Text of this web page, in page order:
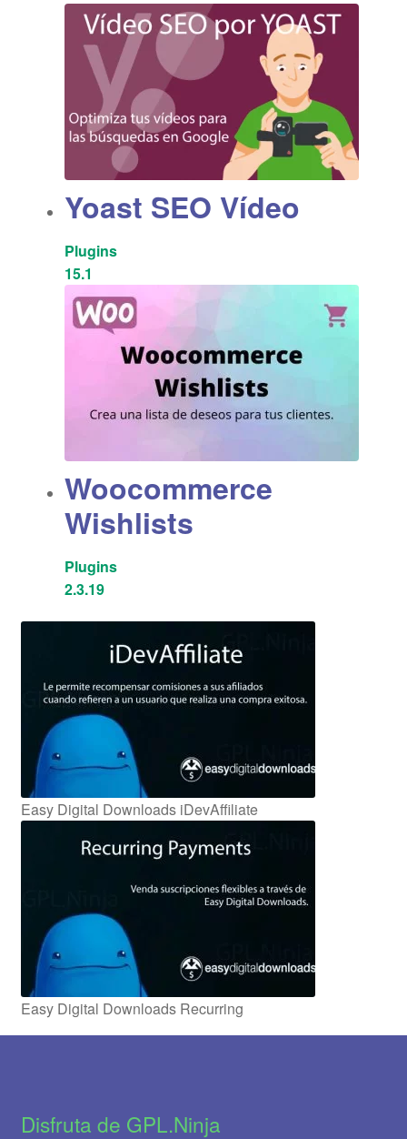
Yoast SEO Vídeo
Plugins
15.1
Woocommerce
Wishlists
Plugins
2.3.19
Easy Digital Downloads iDevAffiliate
Easy Digital Downloads Recurring
Disfruta de GPL.Ninja